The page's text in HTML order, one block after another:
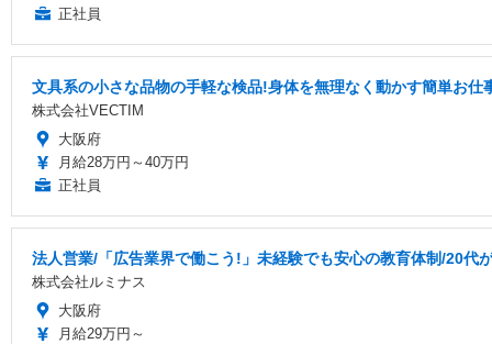
正社員
文具系の小さな品物の手軽な検品!身体を無理なく動かす簡単お
株式会社VECTIM
大阪府
月給28万円～40万円
正社員
法人営業/「広告業界で働こう!」未経験でも安心の教育体制/20代
株式会社ルミナス
大阪府
月給29万円～